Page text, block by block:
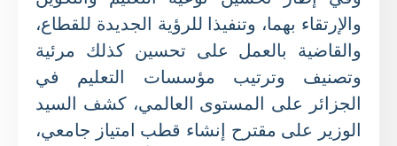
والإرتقاء بهما، وتنفيذا للرؤية الجديدة للقطاع،
والقاضية بالعمل على تحسين كذلك مرئية
وتصنيف وترتيب مؤسسات التعليم في
الجزائر على المستوى العالمي، كشف السيد
الوزير على مقترح إنشاء قطب امتياز جامعي،